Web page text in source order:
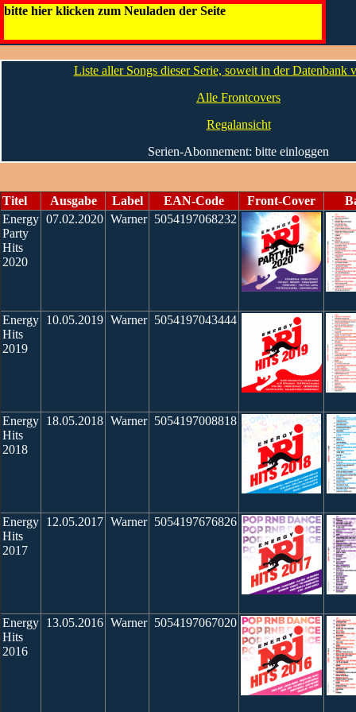
bitte hier klicken zum Neuladen der Seite
Energy Hits
Liste aller Songs dieser Serie, soweit in der Datenbank
Alle Frontcovers
Regalansicht
Serien-Abonnement: bitte einloggen
Titel Ausgabe Label EAN-Code Front-Cover
Energy
Party
Hits
2020
07.02.2020 Warner 5054197068232
Energy
Hits
2019
10.05.2019 Warner 5054197043444
Energy
Hits
2018
18.05.2018 Warner 5054197008818
Energy
Hits
2017
12.05.2017 Warner 5054197676826
Energy
Hits
2016
13.05.2016 Warner 5054197067020